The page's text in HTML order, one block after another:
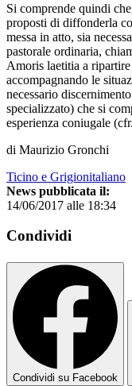
Si comprende quindi
proposti di diffonderla
messa in atto, sia
pastorale ordinaria,
Amoris laetitia a
accompagnando le
necessario
specializzato) che si
esperienza coniugale
di Maurizio Gronchi
Ticino e Grigionitaliano
News pubblicata il:
14/06/2017 alle 18:34
Condividi
Condividi su Facebook